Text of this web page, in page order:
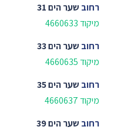
רחוב שער הים 31
מיקוד 4660633
רחוב שער הים 33
מיקוד 4660635
רחוב שער הים 35
מיקוד 4660637
רחוב שער הים 39